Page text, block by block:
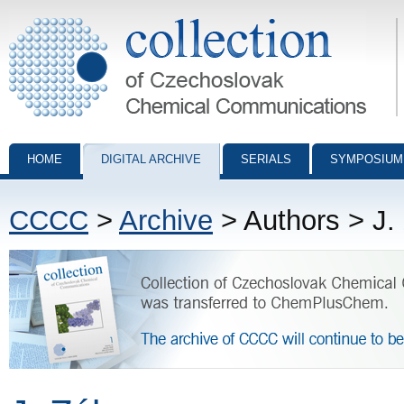
Collection of Czechoslovak Chemical Communications - digital
HOME DIGITAL ARCHIVE SERIALS
CCCC > Archive > Authors > J.